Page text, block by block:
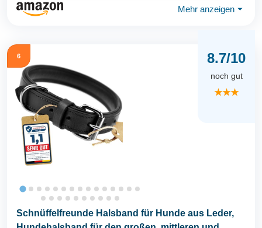
Mehr anzeigen ⏷
6 8.7/10
noch gut
★★★
Schnüffelfreunde Halsband für Hunde aus Leder,